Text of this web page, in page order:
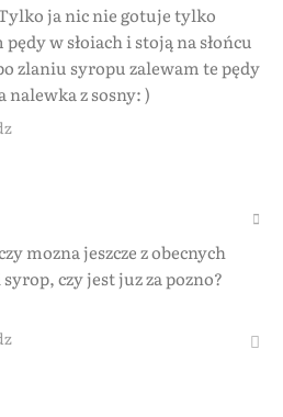
ja nic nie gotuje tylko
w słoiach i stoją na słońcu
zlaniu syropu zalewam te pędy
z sosny: )
mozna jeszcze z obecnych
czy jest juz za pozno?